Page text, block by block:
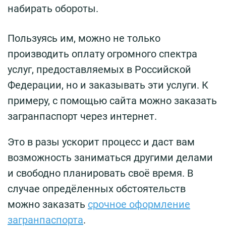
набирать обороты.
Пользуясь им, можно не только
производить оплату огромного спектра
услуг, предоставляемых в Российской
Федерации, но и заказывать эти услуги. К
примеру, с помощью сайта можно заказать
загранпаспорт через интернет.
Это в разы ускорит процесс и даст вам
возможность заниматься другими делами
и свободно планировать своё время. В
случае опредёленных обстоятельств
можно заказать срочное оформление
загранпаспорта.